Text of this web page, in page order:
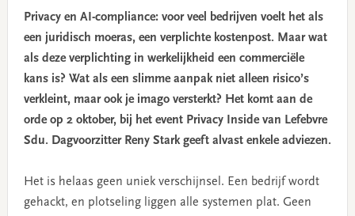
Privacy en AI-compliance: voor veel bedrijven voelt het als
een juridisch moeras, een verplichte kostenpost. Maar wat
als deze verplichting in werkelijkheid een commerciële
kans is? Wat als een slimme aanpak niet alleen risico’s
verkleint, maar ook je imago versterkt? Het komt aan de
orde op 2 oktober, bij het event Privacy Inside van Lefebvre
Sdu. Dagvoorzitter Reny Stark geeft alvast enkele adviezen.
Het is helaas geen uniek verschijnsel. Een bedrijf wordt
gehackt, en plotseling liggen alle systemen plat. Geen